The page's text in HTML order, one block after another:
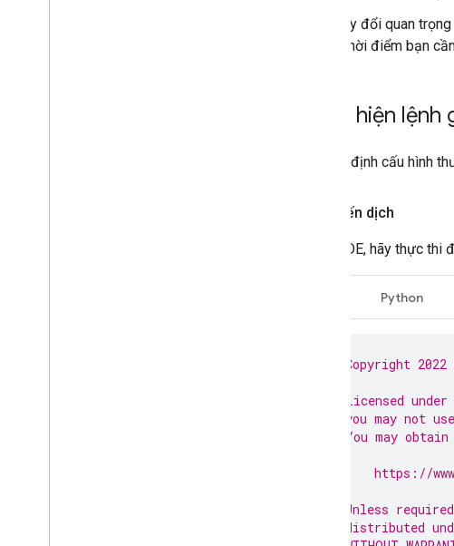
Một thay đổi quan
tiết về thời điểm bạn
Thực hiện
Sau khi định cấu hình
Tải chiến dịch
Trong IDE, hãy thực thi
Python
// Copyright 2022
// Licensed
// you may not
// You may
//     https://
// Unless
// distributed